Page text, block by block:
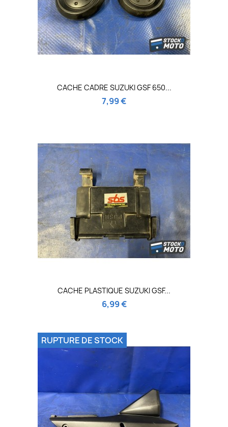
CACHE CADRE SUZUKI GSF 650...
7,99 €
CACHE PLASTIQUE SUZUKI GSF...
6,99 €
RUPTURE DE STOCK